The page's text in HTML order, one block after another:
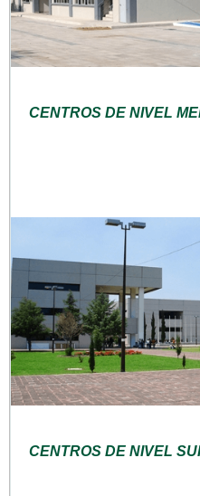
CENTROS DE NIVEL
CENTROS DE NIVEL